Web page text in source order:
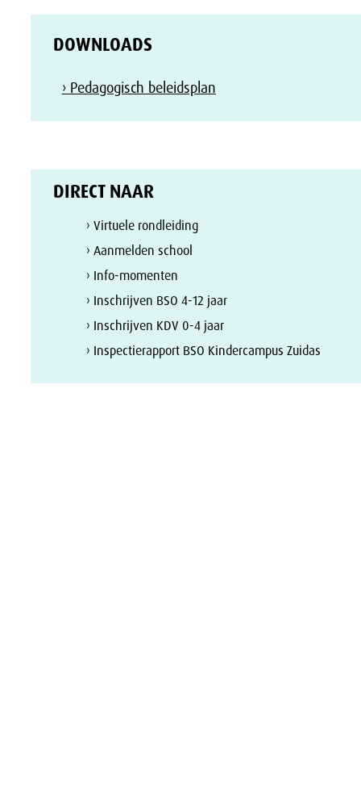
DOWNLOADS
› Pedagogisch beleidsplan
DIRECT NAAR
› Virtuele rondleiding
› Aanmelden school
› Info-momenten
› Inschrijven BSO 4-12 jaar
› Inschrijven KDV 0-4 jaar
› Inspectierapport BSO Kindercampus Zuidas